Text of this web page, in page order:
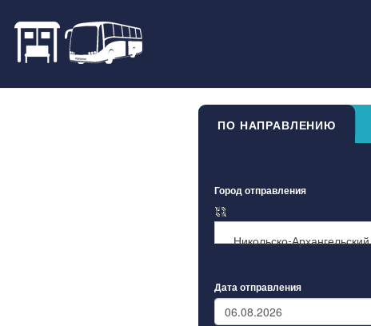
ПО НАПРАВЛЕНИЮ
Город отправления
Никольско-Архангельский
Дата отправления